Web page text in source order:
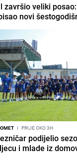
završio veliki
novi
I PRIJE OKO 3H
podijelio
i mlade iz